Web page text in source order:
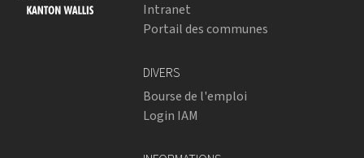
Intranet
Portail des communes
DIVERS
Bourse de l'emploi
Login IAM